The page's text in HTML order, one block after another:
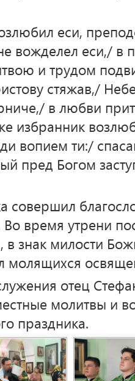
еси,
вожделел еси,/ в
и трудом
стяжав,/
в любви
избранник
вопием ти:/
пред Богом
совершил
Во время утрени
в знак милости
молящихся
отец
молитвы и
праздника.